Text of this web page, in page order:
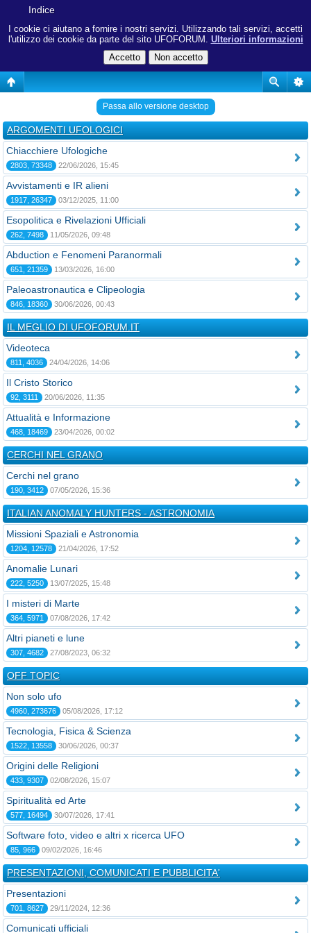
I cookie ci aiutano a fornire i nostri servizi. Utilizzando tali servizi, accetti
l'utilizzo dei cookie da parte del sito UFOFORUM. Ulteriori informazioni
Indice
Passa allo versione desktop
ARGOMENTI UFOLOGICI
Chiacchiere Ufologiche
2803, 73348 22/06/2026, 15:45
Avvistamenti e IR alieni
1917, 26347 03/12/2025, 11:00
Esopolitica e Rivelazioni Ufficiali
262, 7498 11/05/2026, 09:48
Abduction e Fenomeni Paranormali
651, 21359 13/03/2026, 16:00
Paleoastronautica e Clipeologia
846, 18360 30/06/2026, 00:43
IL MEGLIO DI UFOFORUM.IT
Videoteca
811, 4036 24/04/2026, 14:06
Il Cristo Storico
92, 3111 20/06/2026, 11:35
Attualità e Informazione
468, 18469 23/04/2026, 00:02
CERCHI NEL GRANO
Cerchi nel grano
190, 3412 07/05/2026, 15:36
ITALIAN ANOMALY HUNTERS - ASTRONOMIA
Missioni Spaziali e Astronomia
1204, 12578 21/04/2026, 17:52
Anomalie Lunari
222, 5250 13/07/2025, 15:48
I misteri di Marte
364, 5971 07/08/2026, 17:42
Altri pianeti e lune
307, 4682 27/08/2023, 06:32
OFF TOPIC
Non solo ufo
4960, 273676 05/08/2026, 17:12
Tecnologia, Fisica & Scienza
1522, 13558 30/06/2026, 00:37
Origini delle Religioni
433, 9307 02/08/2026, 15:07
Spiritualità ed Arte
577, 16494 30/07/2026, 17:41
Software foto, video e altri x ricerca UFO
85, 966 09/02/2026, 16:46
PRESENTAZIONI, COMUNICATI E PUBBLICITA'
Presentazioni
701, 8627 29/11/2024, 12:36
Comunicati ufficiali